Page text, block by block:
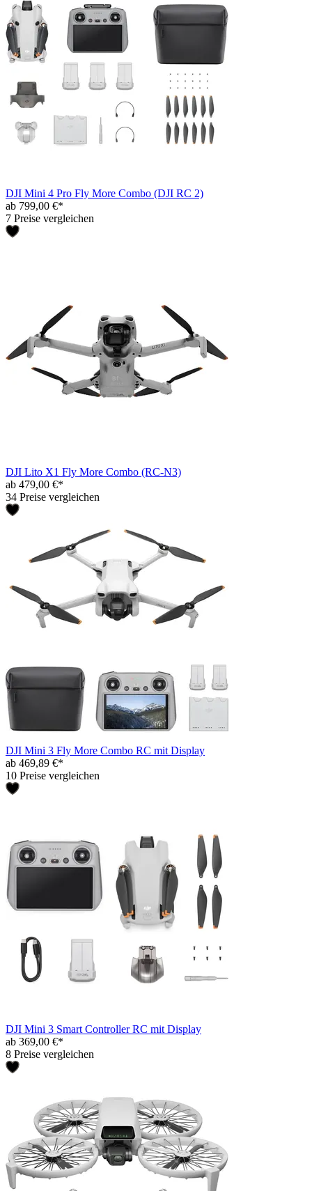
DJI Mini 4 Pro Fly More Combo (DJI RC 2)
ab 799,00 €*
7 Preise vergleichen
DJI Lito X1 Fly More Combo (RC-N3)
ab 479,00 €*
34 Preise vergleichen
DJI Mini 3 Fly More Combo RC mit Display
ab 469,89 €*
10 Preise vergleichen
DJI Mini 3 Smart Controller RC mit Display
ab 369,00 €*
8 Preise vergleichen